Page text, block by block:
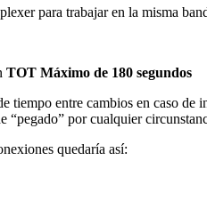
para trabajar en la misma
TOT Máximo de 180 segundos
tiempo entre cambios en caso de
“pegado” por cualquier
quedaría así: